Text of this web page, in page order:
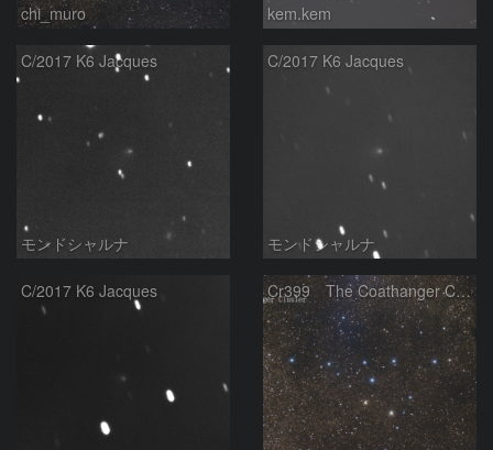
chi_muro kem.kem
C/2017 K6 Jacques
モンドシャルナ
C/2017 K6 Jacques
モンドシャルナ
C/2017 K6 Jacques Cr399 The Coathanger Cluster